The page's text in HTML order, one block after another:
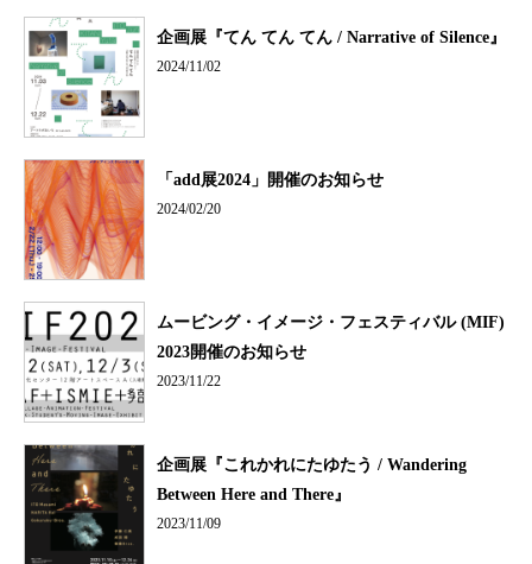
企画展『てん てん てん / Narrative of Silence』
2024/11/02
「add展2024」開催のお知らせ
2024/02/20
ムービング・イメージ・フェスティバル (MIF)
2023開催のお知らせ
2023/11/22
企画展『これかれにたゆたう / Wandering
Between Here and There』
2023/11/09